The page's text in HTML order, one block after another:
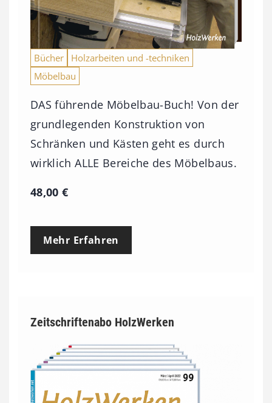
Bücher
Holzarbeiten und -techniken
Möbelbau
DAS führende Möbelbau-Buch! Von der
grundlegenden Konstruktion von
Schränken und Kästen geht es durch
wirklich ALLE Bereiche des Möbelbaus.
48,00€
Mehr Erfahren
Zeitschriftenabo HolzWerken